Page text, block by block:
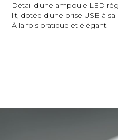
Détail d'une ampoule LED
lit, dotée d'une prise USB à sa
À la fois pratique et élégant.